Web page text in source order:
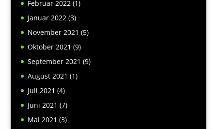
Februar 2022(1)
Januar 2022(3)
November 2021 (5)
Oktober 2021 (9)
September 2021 (9)
August 2021 (1)
Juli 2021 (4)
Juni 2021 (7)
Mai 2021 (3)